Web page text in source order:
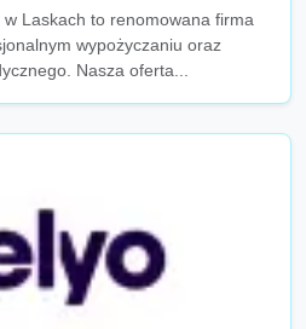
Laskach to renomowana firma
wypożyczaniu oraz
Nasza oferta...